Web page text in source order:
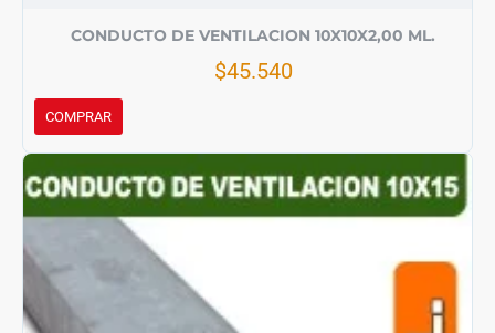
CONDUCTO DE VENTILACION 10X10X2,00 ML.
$45.540
COMPRAR